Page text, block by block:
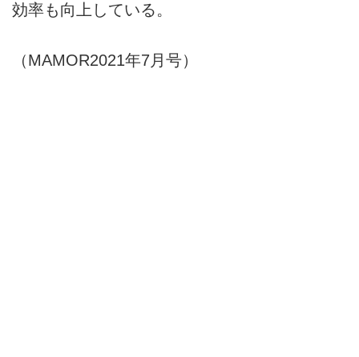
効率も向上している。
（MAMOR2021年7月号）